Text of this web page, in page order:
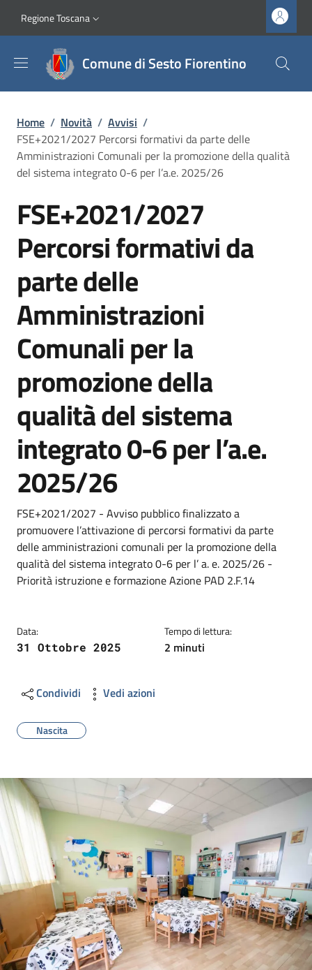
Slim top
Regione Toscana
Comune di Sesto Fiorentino
Briciole di pane
Home / Novità / Avvisi /
FSE+2021/2027 Percorsi formativi da parte delle
Amministrazioni Comunali per la promozione della qualità
del sistema integrato 0-6 per l’a.e. 2025/26
FSE+2021/2027
Percorsi formativi da
parte delle
Amministrazioni
Comunali per la
promozione della
qualità del sistema
integrato 0-6 per l’a.e.
2025/26
Dettagli
Descrizione breve
FSE+2021/2027 - Avviso pubblico finalizzato a
promuovere l’attivazione di percorsi formativi da parte
delle amministrazioni comunali per la promozione della
qualità del sistema integrato 0-6 per l’ a. e. 2025/26 -
Priorità istruzione e formazione Azione PAD 2.F.14
Data:
31 Ottobre 2025
Tempo di lettura:
2 minuti
Condividi Vedi azioni
Nascita
Image